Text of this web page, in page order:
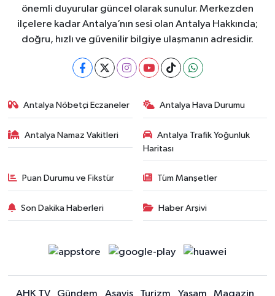
önemli duyurular güncel olarak sunulur. Merkezden
ilçelere kadar Antalya’nın sesi olan Antalya Hakkında;
doğru, hızlı ve güvenilir bilgiye ulaşmanın adresidir.
Antalya Nöbetçi Eczaneler Antalya Hava Durumu
Antalya Namaz Vakitleri
Antalya Trafik Yoğunluk
Haritası
Puan Durumu ve Fikstür Tüm Manşetler
Son Dakika Haberleri Haber Arşivi
AHK TV Gündem Asayiş Turizm Yaşam Magazin